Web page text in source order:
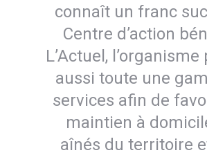
connaît un franc
Centre d’action
L’Actuel,
aussi toute une
services afin de
maintien à
aînés du territoire